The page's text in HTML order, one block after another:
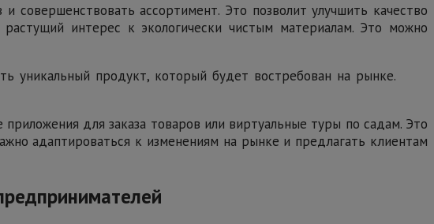
совершенствовать ассортимент. Это позволит улучшить качество
интерес к экологически чистым материалам. Это можно
уникальный продукт, который будет востребован на рынке.
для заказа товаров или виртуальные туры по садам. Это
адаптироваться к изменениям на рынке и предлагать клиентам